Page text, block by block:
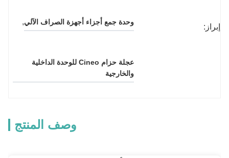
إبراز: وحدة جمع أجزاء أجهزة الصراف الآلي,
والخارجية
وصف المنتج